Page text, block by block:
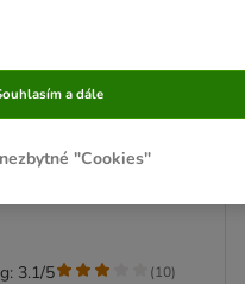
klec pro malá zvířata
království
3.1/5 (10)
"Cookies"
a dále